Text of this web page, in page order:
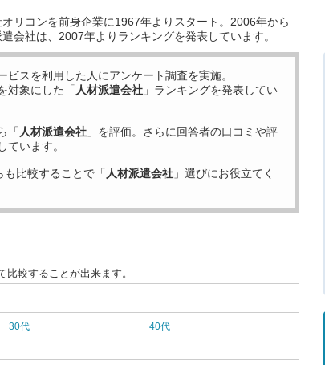
リコンを前身企業に1967年よりスタート。2006年から
会社は、2007年よりランキングを発表しています。
ビスを利用した 人にアンケート調査を実施。
対象にした「 人材派遣会社 」ランキングを発表してい
「 人材派遣会社 」を評価。さらに回答者の口コミや評
います。
も比較することで「 人材派遣会社 」選びにお役立てく
較することが出来ます。
30代
40代